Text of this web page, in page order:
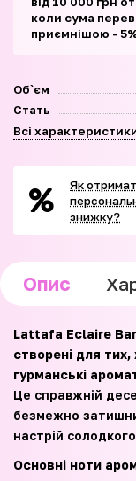
коли сума
приємнішою -
Об`єм
Стать
Всі
Як
знижку?
Опис
Lattafa Eclaire
створені для
гурманські
Це справжній
безмежно
настрій
Основні ноти